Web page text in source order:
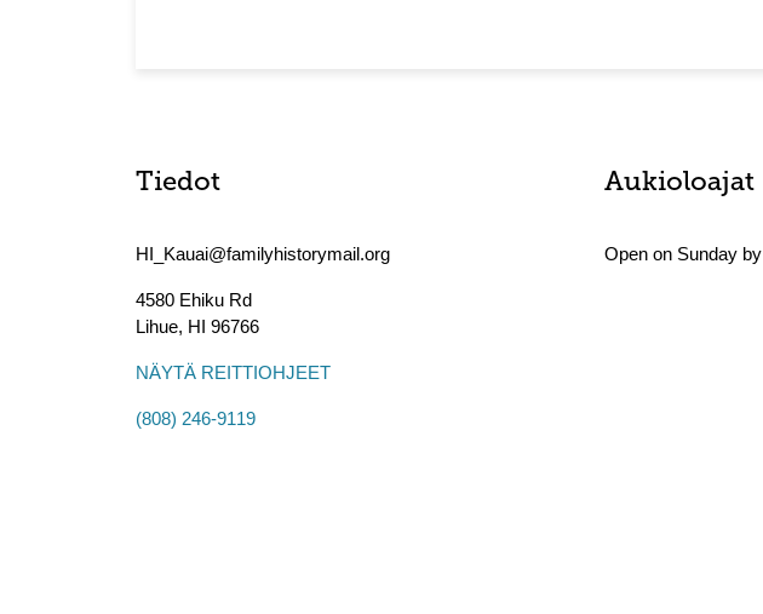
Tiedot
HI_Kauai@familyhistorymail.org
4580 Ehiku Rd
Lihue, HI 96766
NÄYTÄ REITTIOHJEET
(808) 246-9119
Aukioloajat
Open on Sunday